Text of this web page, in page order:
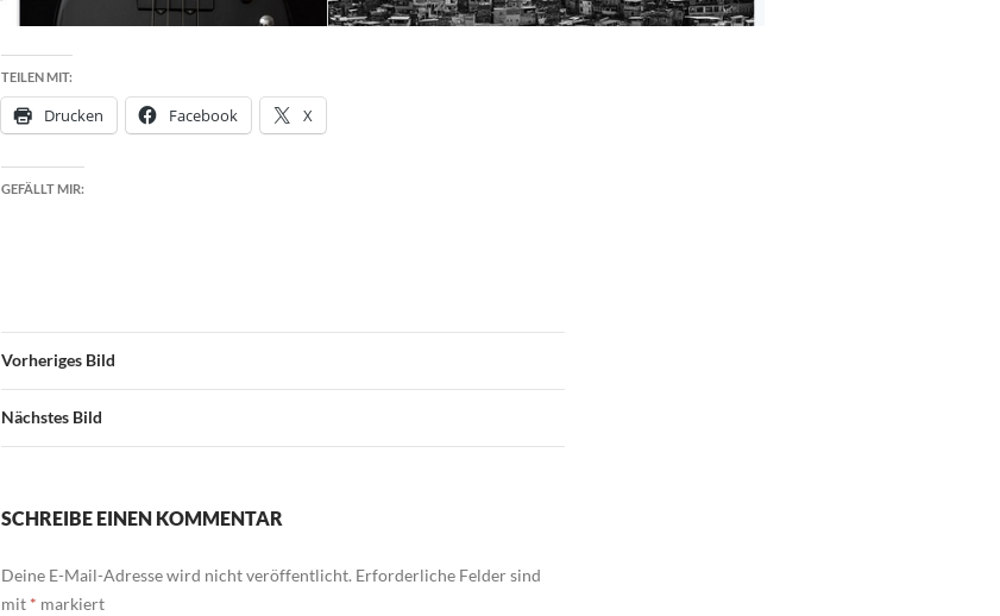
TEILEN MIT:
Drucken Facebook X
GEFÄLLT MIR:
Vorheriges Bild
Nächstes Bild
SCHREIBE EINEN KOMMENTAR
Deine E-Mail-Adresse wird nicht veröffentlicht. Erforderliche Felder sind
mit * markiert